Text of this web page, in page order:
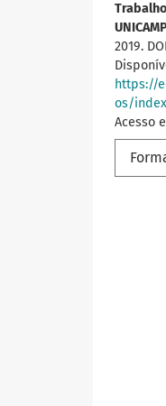
2019.
https://
os/
Acesso